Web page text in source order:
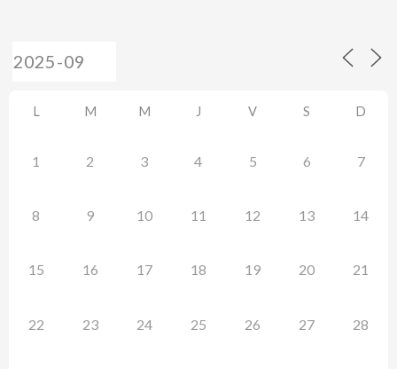
L M M J V S D
1 2 3 4 5 6 7
8 9 10 11 12 13 14
15 16 17 18 19 20 21
22 23 24 25 26 27 28